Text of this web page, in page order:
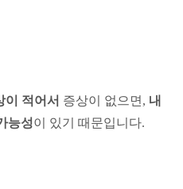
이 적어서 증상이 없으면, 내
능성이 있기 때문입니다.